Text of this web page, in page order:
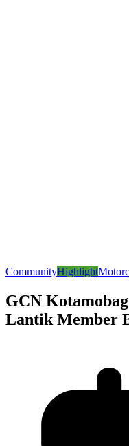
CommunityHighlight
GCN
Lantik Member